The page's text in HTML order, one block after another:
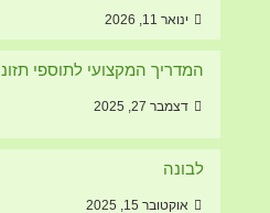
טבעית.
ייעוץ מקצועי אונליין מבלי
שימוש בטכנולוגיות בריאות
035753877
תוסף תזונה
ינואר 11, 2026
המדריך המקצועי לתוספי
דצמבר 27, 2025
לבונה
אוקטובר 15, 2025